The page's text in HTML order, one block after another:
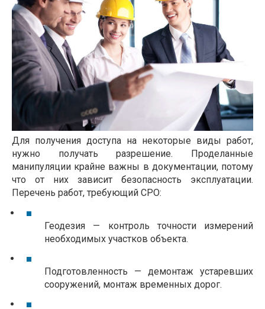
Для получения доступа на некоторые виды работ,
нужно получать разрешение. Проделанные
манипуляции крайне важны в документации, потому
что от них зависит безопасность эксплуатации.
Перечень работ, требующий СРО:
Геодезия — контроль точности измерений
необходимых участков объекта.
Подготовленность — демонтаж устаревших
сооружений, монтаж временных дорог.